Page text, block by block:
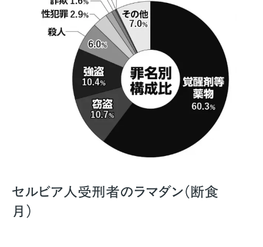
セルビア人受刑者のラマダン（断食
月）